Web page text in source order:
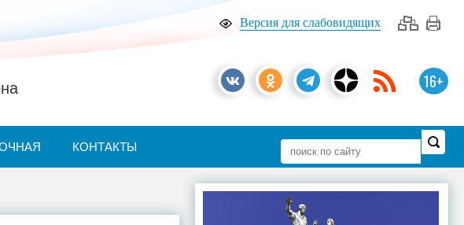
Версия для слабовидящих
16+
КОНТАКТЫ